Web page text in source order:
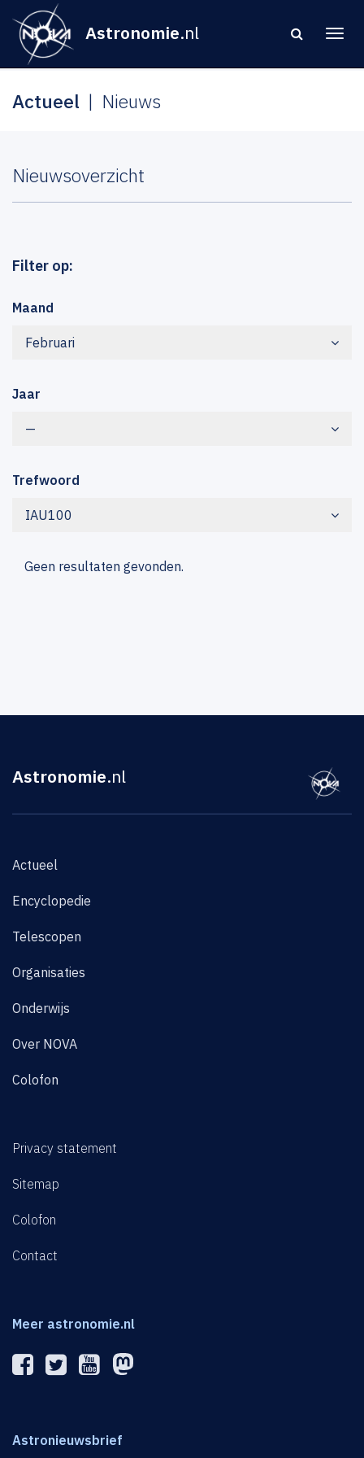
Astronomie.nl
Actueel Nieuws
Nieuwsoverzicht
Filter op:
Maand
Februari
Jaar
—
Trefwoord
IAU100
Geen resultaten gevonden.
Astronomie.nl
Actueel
Encyclopedie
Telescopen
Organisaties
Onderwijs
Over NOVA
Colofon
Privacy statement
Sitemap
Colofon
Contact
Meer astronomie.nl
Astronieuwsbrief